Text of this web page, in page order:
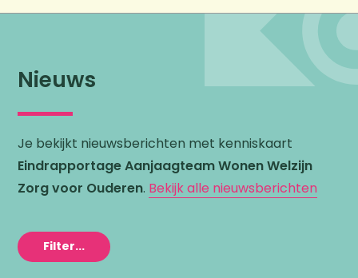
Nieuws
Je bekijkt nieuwsberichten met kenniskaart
Eindrapportage Aanjaagteam Wonen Welzijn
Zorg voor Ouderen. Bekijk alle nieuwsberichten
Filter...